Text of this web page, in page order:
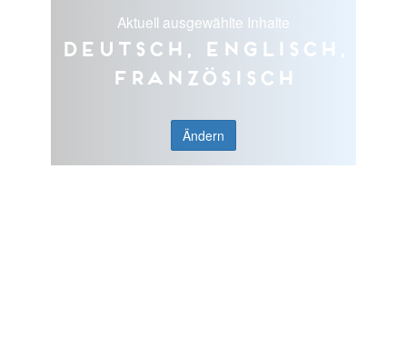
Aktuell ausgewählte Inhalte
Deutsch, Englisch,
Französisch
Ändern